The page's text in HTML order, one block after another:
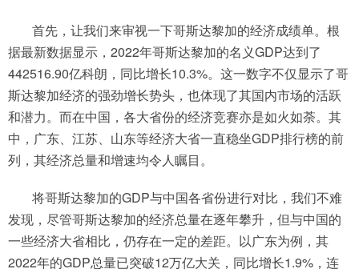
首先，让我们来审视一下哥斯达黎加的经济成绩单。根
据最新数据显示，2022年哥斯达黎加的名义GDP达到了
442516.90亿科朗，同比增长10.3%。这一数字不仅显示了哥
斯达黎加经济的强劲增长势头，也体现了其国内市场的活跃
和潜力。而在中国，各大省份的经济竞赛亦是如火如荼。其
中，广东、江苏、山东等经济大省一直稳坐GDP排行榜的前
列，其经济总量和增速均令人瞩目。
将哥斯达黎加的GDP与中国各省份进行对比，我们不难
发现，尽管哥斯达黎加的经济总量在逐年攀升，但与中国的
一些经济大省相比，仍存在一定的差距。以广东为例，其
2022年的GDP总量已突破12万亿大关，同比增长1.9%，连